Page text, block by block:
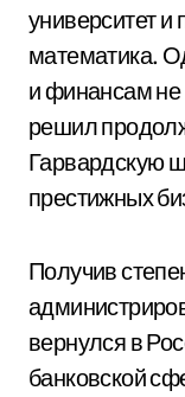
университет
математика.
и финансам не
решил
Гарвардскую
престижных
Получив
вернулся в
банковской